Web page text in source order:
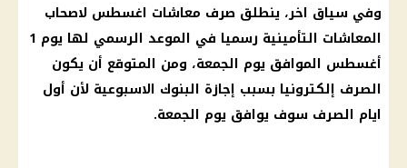
وفي سياق اخر، ينطلق صرف معاشات اغسطس لاصحاب
المعاشات التأمينية رسميا في الموعد الرسمي لها يوم 1
أغسطس الموافق يوم الجمعة، ومن المتوقع أن يكون
الصرف إلكترونيا بسبب إجازة البنوك الاسبوعية لأن أول
ايام الصرف سوف يوافق يوم الجمعة.